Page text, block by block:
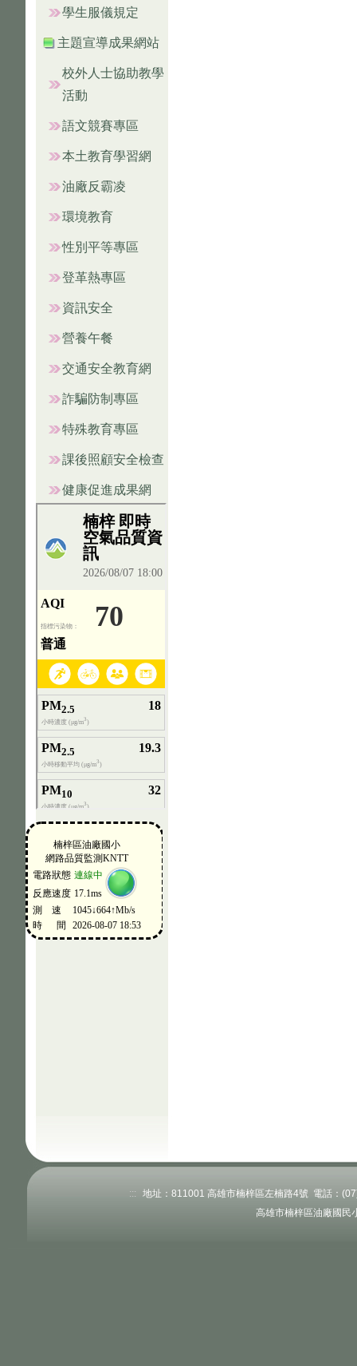
學生服儀規定
主題宣導成果網站
校外人士協助教學
活動
語文競賽專區
本土教育學習網
油廠反霸凌
環境教育
性別平等專區
登革熱專區
資訊安全
營養午餐
交通安全教育網
詐騙防制專區
特殊教育專區
課後照顧安全檢查
健康促進成果網
:::
地址：811001 高雄市楠梓區左楠路4號 電話：
高雄市楠梓區油廠國民